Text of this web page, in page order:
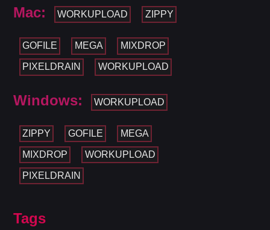
Mac: WORKUPLOAD ZIPPY
GOFILE MEGA MIXDROP
PIXELDRAIN WORKUPLOAD
Windows: WORKUPLOAD
ZIPPY GOFILE MEGA
MIXDROP WORKUPLOAD
PIXELDRAIN
Tags